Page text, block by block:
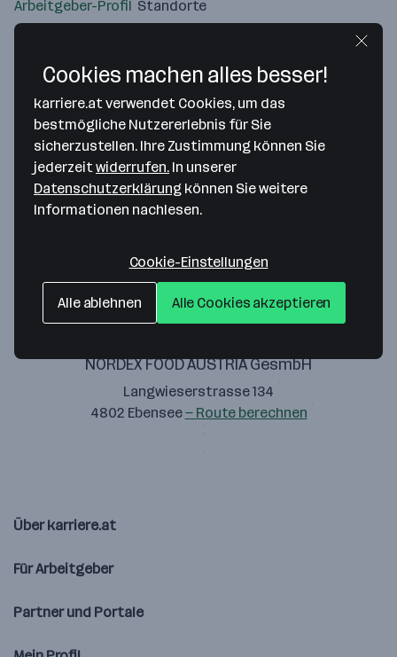
Arbeitgeber-Profil Standorte
Bitte stimme unseren Cookie-
Richtlinien zu, um diese Karte
anzuzeigen.
NORDEX FOOD AUSTRIA GesmbH
Langwieserstrasse 134
4802 Ebensee— Route berechnen
Über karriere.at
Für Arbeitgeber
Partner und Portale
Cookies machen alles besser!
karriere.at verwendet Cookies, um das
bestmögliche Nutzererlebnis für Sie
sicherzustellen. Ihre Zustimmung können Sie
jederzeitwiderrufen. In unserer
Datenschutzerklärung können Sie weitere
Informationen nachlesen.
Cookie-Einstellungen
Alle ablehnen Alle Cookies akzeptieren